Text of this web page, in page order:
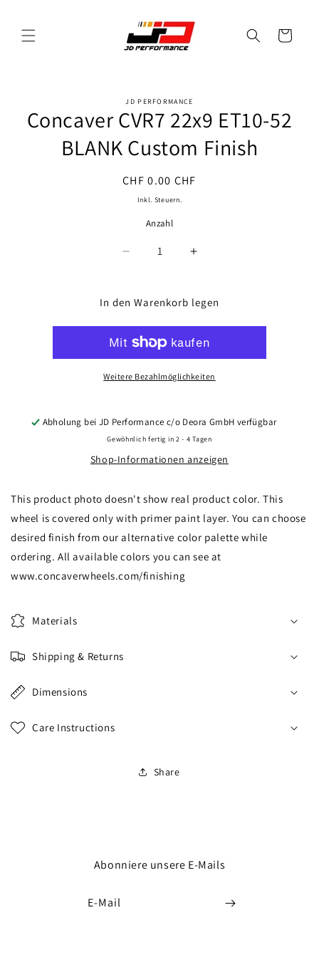
Inhalt
Warenkorb
JD PERFORMANCE
Concaver CVR7 22x9 ET10-52
BLANK Custom Finish
Normaler
Preis
CHF 0.00 CHF
Inkl. Steuern.
Anzahl
Anzahl
Verringere
für
CVR7
22x9
ET10-
52
Finish
Erhöhe
für
22x9
ET10-
52
Finish
In den Warenkorb legen
Weitere Bezahlmöglichkeiten
Abholung bei JD Performance c/o Deora GmbH verfügbar
Gewöhnlich fertig in 2 - 4 Tagen
Shop-Informationen anzeigen
This product photo doesn't show real product color. This
wheel is covered only with primer paint layer. You can choose
desired finish from our alternative color palette while
ordering. All available colors you can see at
www.concaverwheels.com/finishing
Materials
Shipping & Returns
Dimensions
Care Instructions
Share
Abonniere unsere E-Mails
E-Mail